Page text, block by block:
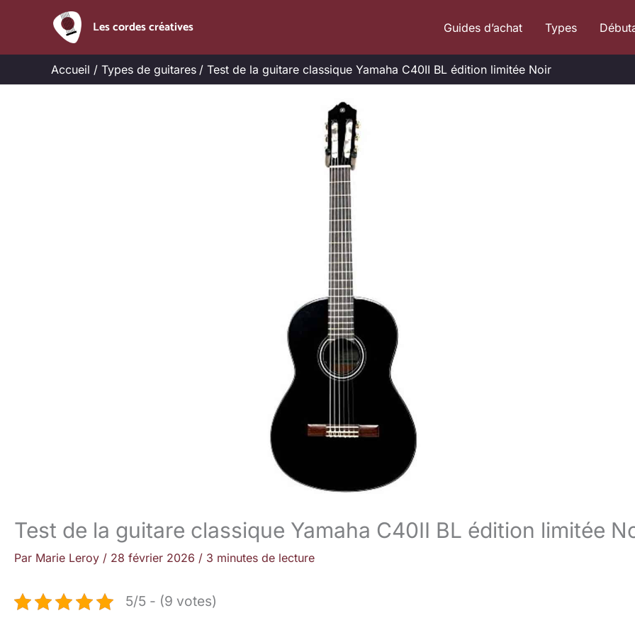
Les cordes créatives Guides d’achat Types
Accueil Types de guitares Test de la guitare classique Yamaha C40II BL édition limitée Noir
Test de la guitare classique Yamaha C40II BL édition limitée
Par Marie Leroy / 28 février 2026 / 3 minutes de lecture
5/5 - (9 votes)